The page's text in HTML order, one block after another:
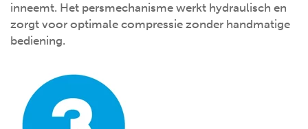
inneemt. Het persmechanisme werkt hydraulisch en
zorgt voor optimale compressie zonder handmatige
bediening.